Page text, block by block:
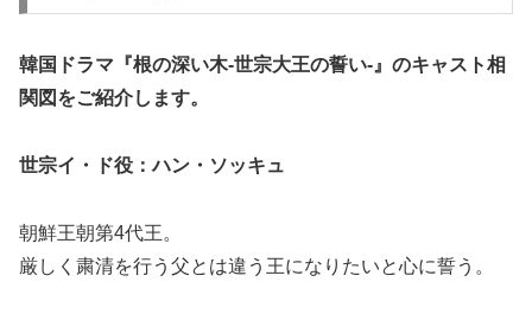
韓国ドラマ『根の深い木-世宗大王の誓い-』のキャスト相
関図 をご紹介します。
世宗イ・ド役：ハン・ソッキュ
朝鮮王朝第4代王。
厳しく粛清を行う父とは違う王になりたいと心に誓う。